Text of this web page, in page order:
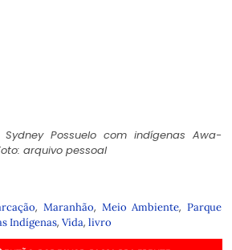
Sydney Possuelo com indígenas Awa-
arquivo pessoal
,Maranhão, Meio Ambiente,Parque
Indígenas, Vida, livro